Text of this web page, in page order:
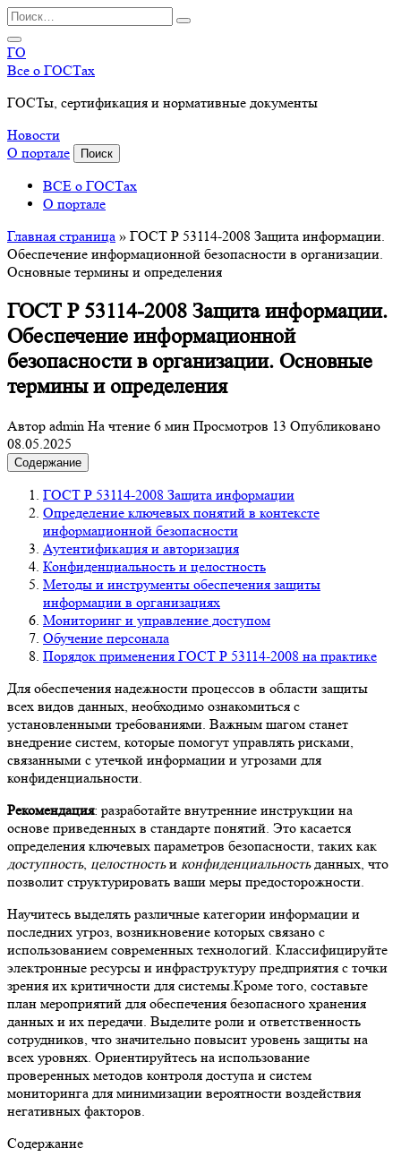
Перейти
к
содержанию
Search
for:
ГО
Все о ГОСТах
ГОСТы, сертификация и нормативные документы
Новости
О портале
Поиск
ВСЕ о ГОСТах
О портале
Главная страница » ГОСТ Р 53114-2008 Защита информации.
Обеспечение информационной безопасности в организации.
Основные термины и определения
ГОСТ Р 53114-2008 Защита информации.
Обеспечение информационной
безопасности в организации. Основные
термины и определения
Автор admin На чтение 6 мин Просмотров 13 Опубликовано
08.05.2025
Содержание
ГОСТ Р 53114-2008 Защита информации
Определение ключевых понятий в контексте
информационной безопасности
Аутентификация и авторизация
Конфиденциальность и целостность
Методы и инструменты обеспечения защиты
информации в организациях
Мониторинг и управление доступом
Обучение персонала
Порядок применения ГОСТ Р 53114-2008 на практике
Для обеспечения надежности процессов в области защиты
всех видов данных, необходимо ознакомиться с
установленными требованиями. Важным шагом станет
внедрение систем, которые помогут управлять рисками,
связанными с утечкой информации и угрозами для
конфиденциальности.
Рекомендация: разработайте внутренние инструкции на
основе приведенных в стандарте понятий. Это касается
определения ключевых параметров безопасности, таких как
доступность, целостностьи конфиденциальностьданных, что
позволит структурировать ваши меры предосторожности.
Научитесь выделять различные категории информации и
последних угроз, возникновение которых связано с
использованием современных технологий. Классифицируйте
электронные ресурсы и инфраструктуру предприятия с точки
зрения их критичности для системы.Кроме того, составьте
план мероприятий для обеспечения безопасного хранения
данных и их передачи. Выделите роли и ответственность
сотрудников, что значительно повысит уровень защиты на
всех уровнях. Ориентируйтесь на использование
проверенных методов контроля доступа и систем
мониторинга для минимизации вероятности воздействия
негативных факторов.
Содержание